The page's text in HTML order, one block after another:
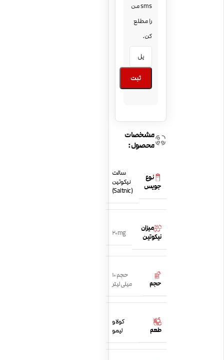
sms من
را مطلع
کن.
ثبت
مشخصات
محصول:
نوع
جویس
سالت
نیکوتین
(Saltnic)
میزان
نیکوتین
20mg
حجم
حجم 10
میلی لیتر
طعم
کولا و
لیمو